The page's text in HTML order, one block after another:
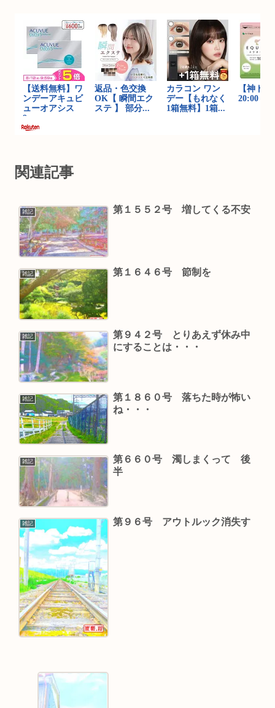
関連記事
雑記 第１５５２号 増してくる不安
雑記 第１６４６号 節制を
雑記
第９４２号 とりあえず休み中
にすることは・・・
雑記
第１８６０号 落ちた時が怖い
ね・・・
雑記
第６６０号 濁しまくって 後
半
雑記 第９６号 アウトルック消失す